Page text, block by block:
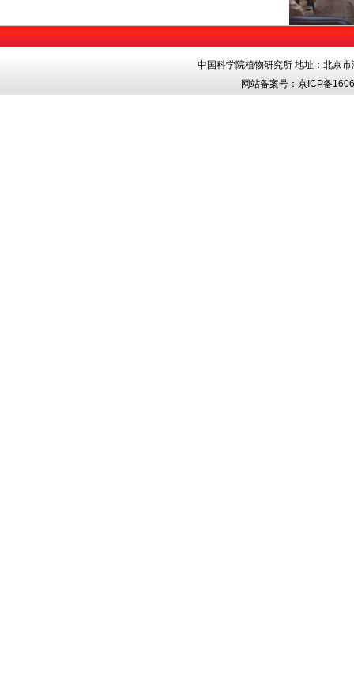
中国科学院植物研究所 地址：北京
网站备案号：京ICP备